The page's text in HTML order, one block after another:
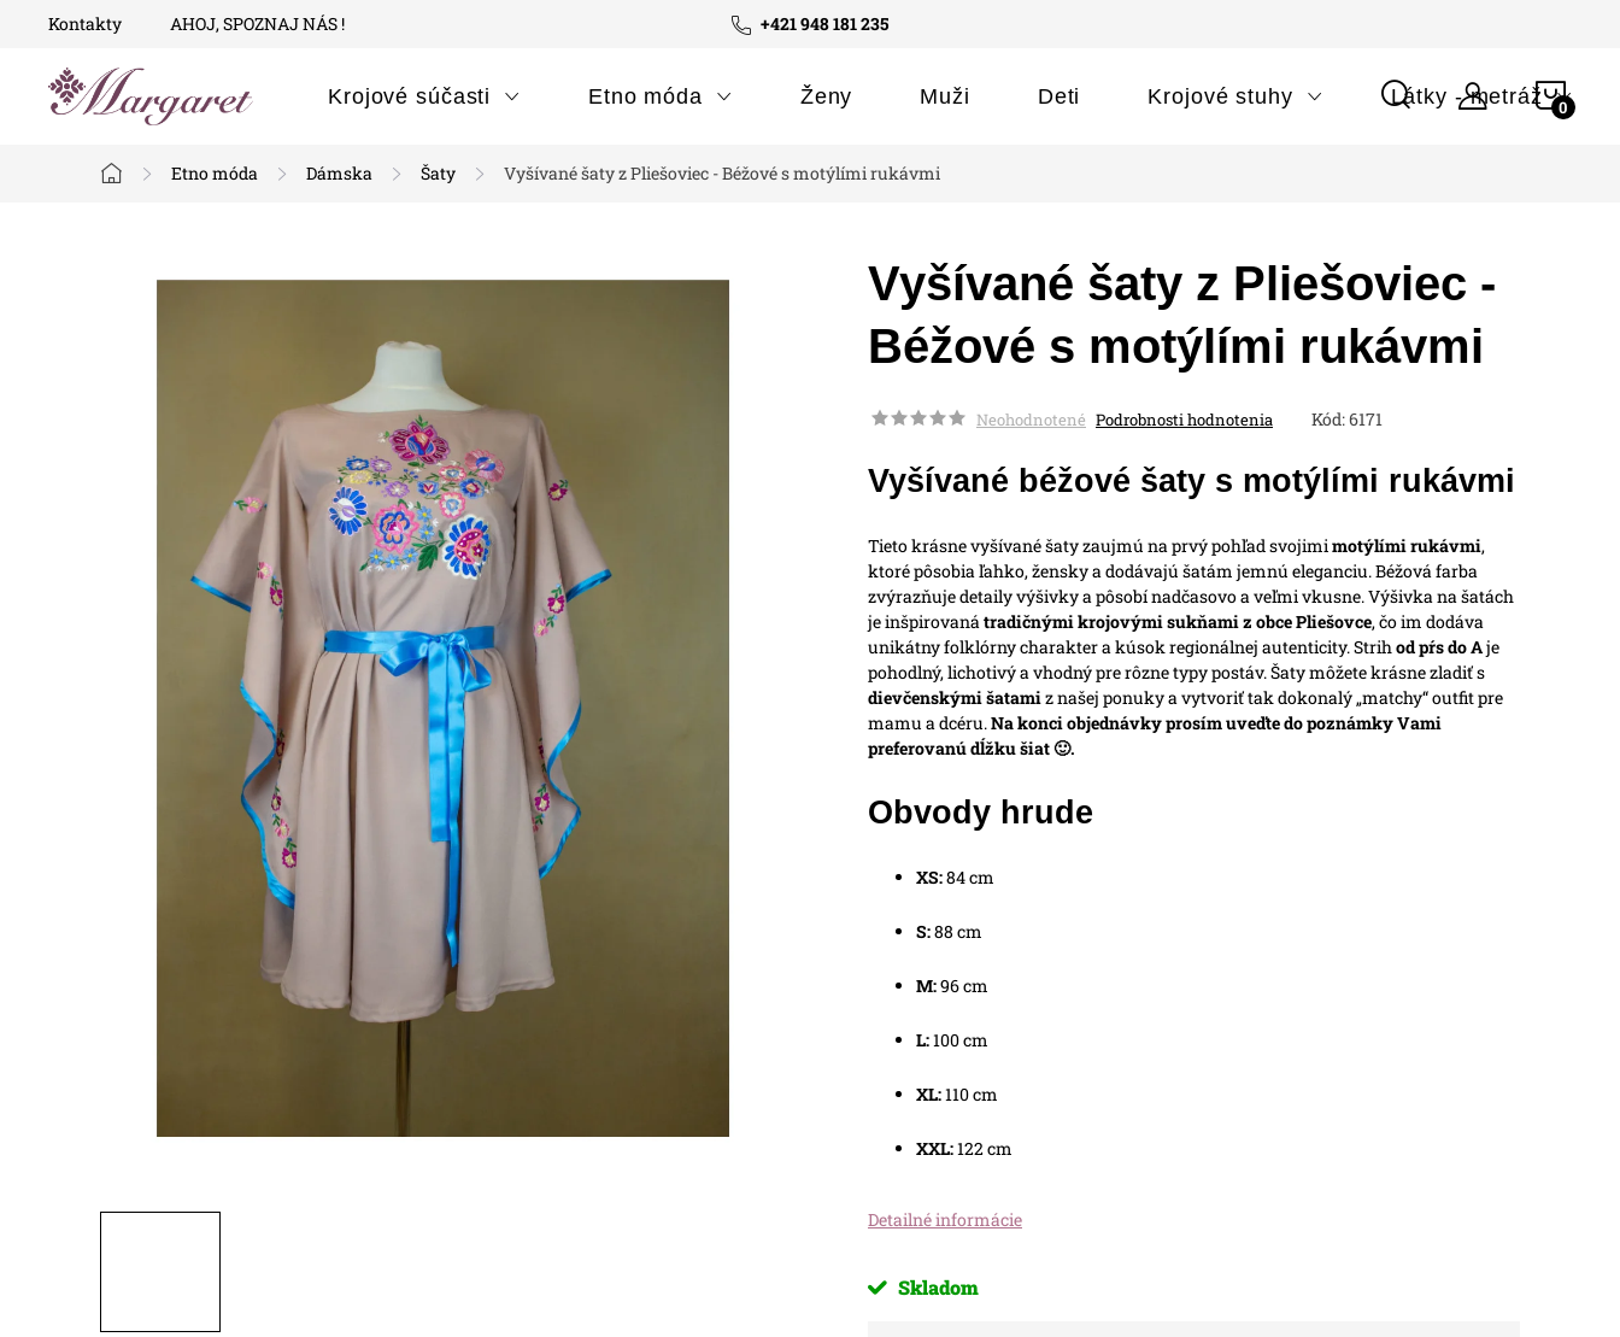
Prejsť
+421 948 181 235
Kontakty AHOJ, SPOZNAJ NÁS !
Krojové súčasti Etno móda Ženy Muži Deti Krojové stuhy Látky - metráž
Domov
Etno móda Dámska Šaty Vyšívané šaty z Pliešoviec - Béžové s motýlími rukávmi
Vyšívané šaty z Pliešoviec -
Béžové s motýlími rukávmi
Neohodnotené Podrobnosti hodnotenia Kód:6171
Vyšívané béžové šaty s motýlími rukávmi
Tieto krásne vyšívané šaty zaujmú na prvý pohľad svojimi motýlími rukávmi,
ktoré pôsobia ľahko, žensky a dodávajú šatám jemnú eleganciu. Béžová farba
zvýrazňuje detaily výšivky a pôsobí nadčasovo a veľmi vkusne.Výšivka na šatách
je inšpirovaná tradičnými krojovými sukňami z obce Pliešovce, čo im dodáva
unikátny folklórny charakter a kúsok regionálnej autenticity. Strih od pŕs do Aje
pohodlný, lichotivý a vhodný pre rôzne typy postáv.Šaty môžete krásne zladiť s
dievčenskými šatami z našej ponuky a vytvoriť tak dokonalý „matchy“ outfit pre
mamu a dcéru.Na konci objednávky prosím uveďte do poznámky Vami
preferovanú dĺžku šiat 🙂.
Obvody hrude
XS:84 cm
S:88 cm
M:96 cm
L:100 cm
XL:110 cm
XXL:122 cm
Detailné informácie
Skladom